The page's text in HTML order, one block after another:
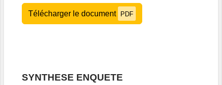
Télécharger le document PDF
SYNTHESE ENQUETE